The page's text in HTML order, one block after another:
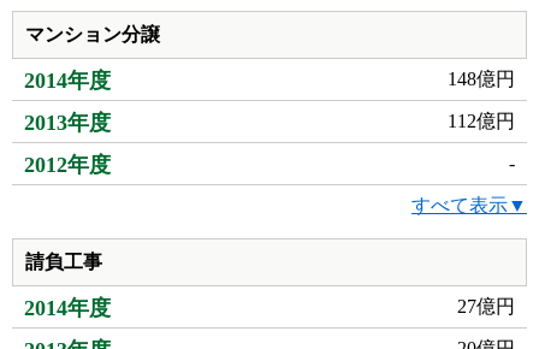
マンション分譲
2014年度 148億円
2013年度 112億円
2012年度 -
すべて表示▼
請負工事
2014年度 27億円